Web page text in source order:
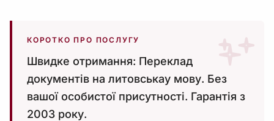
КОРОТКО ПРО ПОСЛУГУ
Швидке отримання: Переклад
документів на литовськау мову. Без
вашої особистої присутності. Гарантія з
2003 року.